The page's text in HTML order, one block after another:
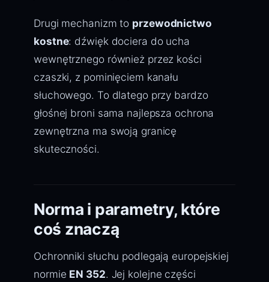
Drugi mechanizm to przewodnictwo
kostne: dźwięk dociera do ucha
wewnętrznego również przez kości
czaszki, z pominięciem kanału
słuchowego. To dlatego przy bardzo
głośnej broni sama najlepsza ochrona
zewnętrzna ma swoją granicę
skuteczności.
Norma i parametry, które
coś znaczą
Ochronniki słuchu podlegają europejskiej
normie EN 352. Jej kolejne części